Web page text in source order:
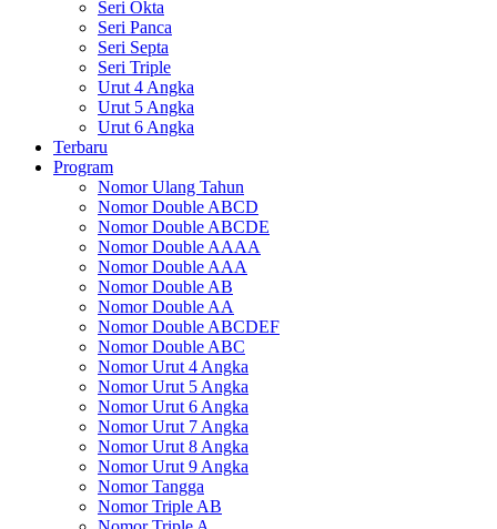
Seri Okta
Seri Panca
Seri Septa
Seri Triple
Urut 4 Angka
Urut 5 Angka
Urut 6 Angka
Terbaru
Program
Nomor Ulang Tahun
Nomor Double ABCD
Nomor Double ABCDE
Nomor Double AAAA
Nomor Double AAA
Nomor Double AB
Nomor Double AA
Nomor Double ABCDEF
Nomor Double ABC
Nomor Urut 4 Angka
Nomor Urut 5 Angka
Nomor Urut 6 Angka
Nomor Urut 7 Angka
Nomor Urut 8 Angka
Nomor Urut 9 Angka
Nomor Tangga
Nomor Triple AB